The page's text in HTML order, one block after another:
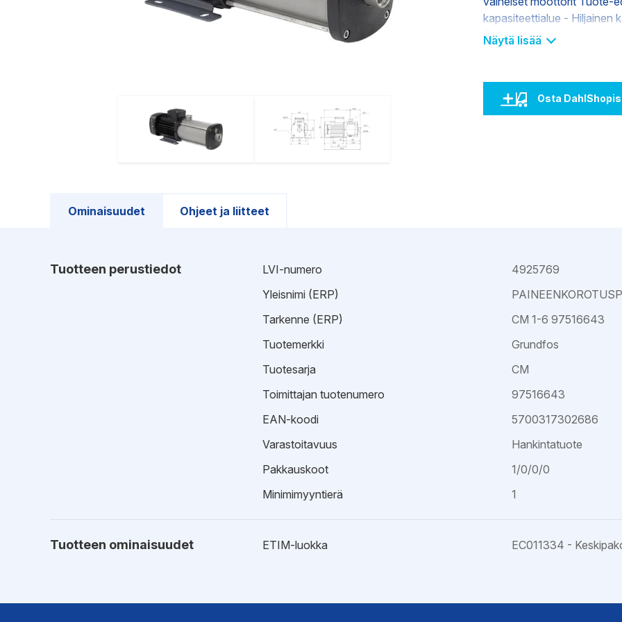
Kajaani
Oulu-Välivainio
Pori
Rauma
kapasiteettialue - Hiljainen
Elektroforeettisesti
Näytä lisää
Osta
Ominaisuudet Ohjeet ja liitteet
Tuotteen perustiedot LVI-numero
4925769
Yleisnimi (ERP)
Tarkenne (ERP)
CM 1-6 97516643
Tuotemerkki
Grundfos
Tuotesarja
CM
Toimittajan tuotenumero
97516643
EAN-koodi
5700317302686
Varastoitavuus
Hankintatuote
Pakkauskoot
1/0/0/0
Minimimyyntierä
1
Tuotteen ominaisuudet ETIM-luokka EC011334 -
Asennusohje